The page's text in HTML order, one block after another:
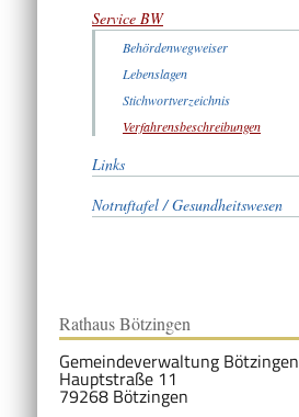
Service BW
Behördenwegweiser
Lebenslagen
Stichwortverzeichnis
Verfahrensbeschreibungen
Links
Notruftafel / Gesundheitswesen
Rathaus Bötzingen
Gemeindeverwaltung Bötzingen
Hauptstraße 11
79268 Bötzingen